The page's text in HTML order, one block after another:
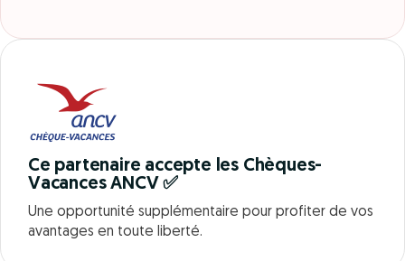
Ce partenaire accepte les Chèques-
Vacances ANCV ✅
Une opportunité supplémentaire pour profiter de vos
avantages en toute liberté.